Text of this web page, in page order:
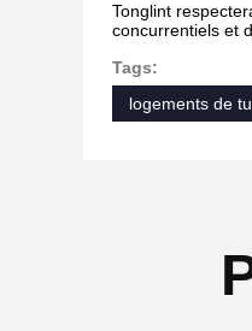
Tonglint
concurrentiels et
Tags:
logements de